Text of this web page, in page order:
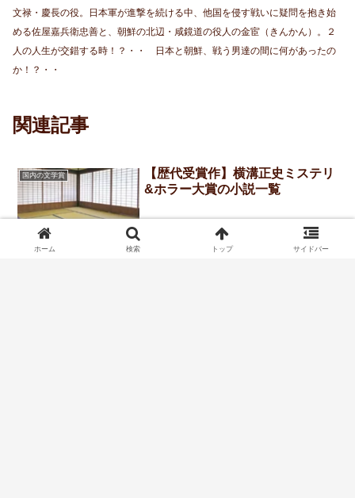
文禄・慶長の役。日本軍が進撃を続ける中、他国を侵す戦いに疑問を抱き始
める佐屋嘉兵衛忠善と、朝鮮の北辺・咸鏡道の役人の金宦（きんかん）。２
人の人生が交錯する時！？・・ 日本と朝鮮、戦う男達の間に何があったの
か！？・・
関連記事
国内の文学賞
【歴代受賞作】横溝正史ミステリ
&ホラー大賞の小説一覧
ホーム 検索 トップ サイドバー